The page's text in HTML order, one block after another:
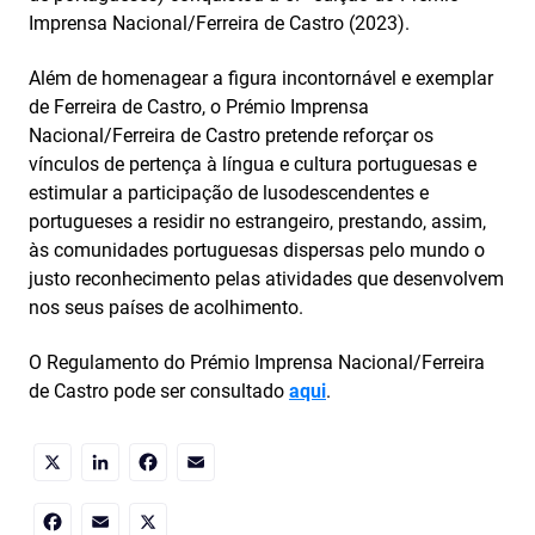
Imprensa Nacional/Ferreira de Castro (2023).
Além de homenagear a figura incontornável e exemplar
de Ferreira de Castro, o Prémio Imprensa
Nacional/Ferreira de Castro pretende reforçar os
vínculos de pertença à língua e cultura portuguesas e
estimular a participação de lusodescendentes e
portugueses a residir no estrangeiro, prestando, assim,
às comunidades portuguesas dispersas pelo mundo o
justo reconhecimento pelas atividades que desenvolvem
nos seus países de acolhimento.
O Regulamento do Prémio Imprensa Nacional/Ferreira
de Castro pode ser consultado aqui.
X
Partilhe